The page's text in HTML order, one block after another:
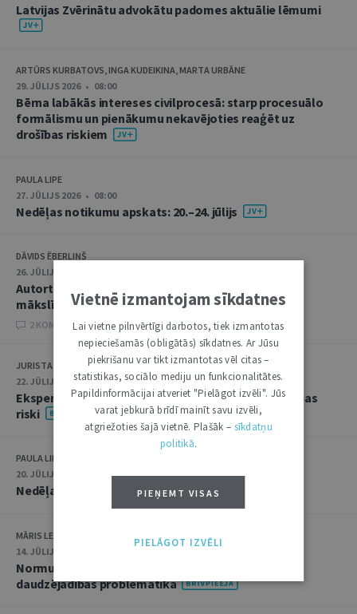
Latvijas Zvērinātu advokātu padomes aktuālie lēmumi
ARTŪRS KURBATOVS, INGA KUDEIKINA, MARTA URBĀNE
29. JŪLIJS 2026 • 08:00
Bērna labākās intereses civilprocesā: starp procesuālo
formālismu un pienākumu nekavējoties reaģēt uz
drošības riskiem
PAULA LIPE
27. JŪLIJS 2026 • 08:00
Nedēļas notikumu apskats: 20.–24. jūlijs
DĀVIDS ĒBERLIŅŠ
26. JŪLIJS 2026 • 08:00
Autortiesību subjekta un objekta juridiskie aspekti
mākslīgā intelekta kontekstā
2 KOMENTĀRI
JURISTA VĀRDS
22. JŪLIJS 2026 • 14:00
Ekspertu saruna jūlijā: krimināltiesības un būvniecības
riski
PAULA LIPE
20. JŪLIJS 2026 • 16:05
Nedēļas notikumu apskats: 13.–17. jūlijs
MĀRIS LEJA
14. JŪLIJS 2026
Normu konkurences un noziedzīgu nodarījumu
daudzējādības problemātika
Vietnē izmantojam sīkdatnes
Lai vietne pilnvērtīgi darbotos, tiek izmantotas
nepieciešamās (obligātās) sīkdatnes. Ar Jūsu
piekrišanu var tikt izmantotas vēl citas –
statistikas, sociālo mediju un funkcionalitātes.
Papildinformācijai atveriet "Pielāgot izvēli". Jūs
varat jebkurā brīdī mainīt savu izvēli,
atgriežoties šajā vietnē. Plašāk – sīkdatņu
politikā.
PIEŅEMT VISAS
PIELĀGOT IZVĒLI